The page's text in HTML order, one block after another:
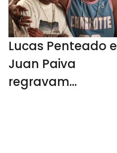
Lucas Penteado e
Juan Paiva
regravam